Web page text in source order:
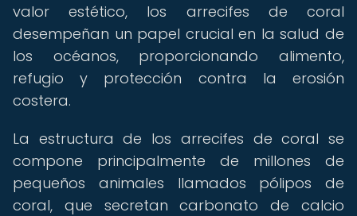
valor estético, los arrecifes de coral
desempeñan un papel crucial en la salud de
los océanos, proporcionando alimento,
refugio y protección contra la erosión
costera.
La estructura de los arrecifes de coral se
compone principalmente de millones de
pequeños animales llamados pólipos de
coral, que secretan carbonato de calcio